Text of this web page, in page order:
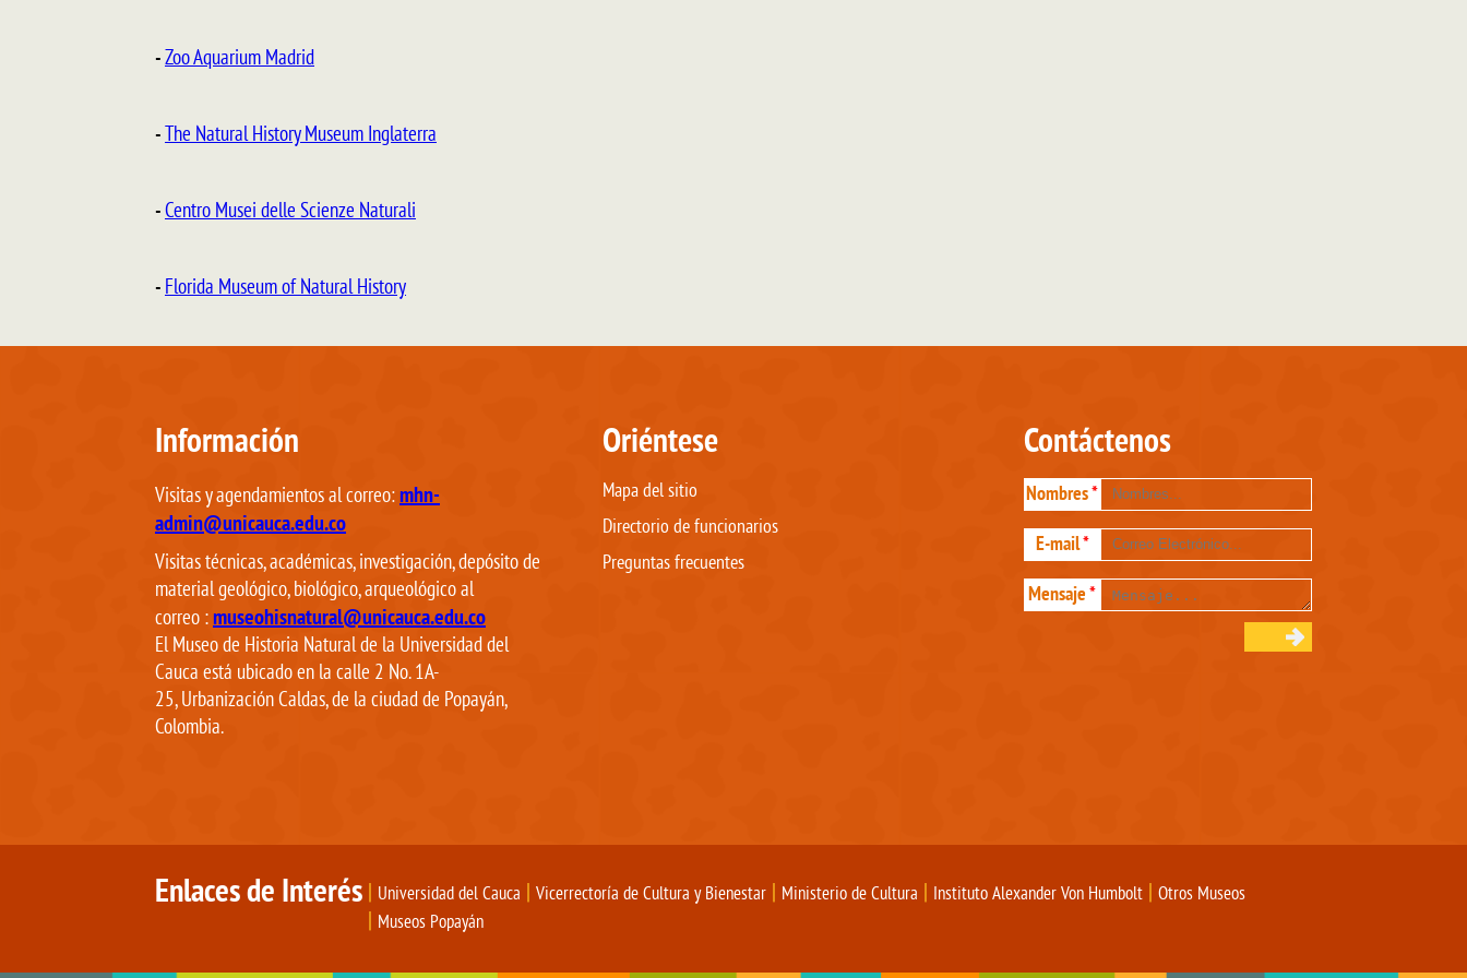
-Zoo Aquarium Madrid
-The Natural History Museum Inglaterra
-Centro Musei delle Scienze Naturali
- Florida Museum of Natural History
Información
Visitas y agendamientos al correo:mhn-
admin@unicauca.edu.co
Visitas técnicas, académicas, investigación, depósito de
material geológico, biológico, arqueológico al
correo :museohisnatural@unicauca.edu.co
El Museo de Historia Natural de la Universidad del
Cauca está ubicado en la calle 2 No. 1A-
25, Urbanización Caldas, de la ciudad de Popayán,
Colombia.
Oriéntese
Mapa del sitio
Directorio de funcionarios
Preguntas frecuentes
Contáctenos
Nombres*
E-mail*
Mensaje*
Enlaces de Interés | Universidad del Cauca | Vicerrectoría de Cultura y Bienestar | Ministerio de Cultura | Instituto Alexander Von Humbolt | Otros Museos
| Museos Popayán